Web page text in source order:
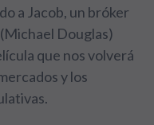
a Jacob, un bróker
Douglas)
que nos volverá
y los